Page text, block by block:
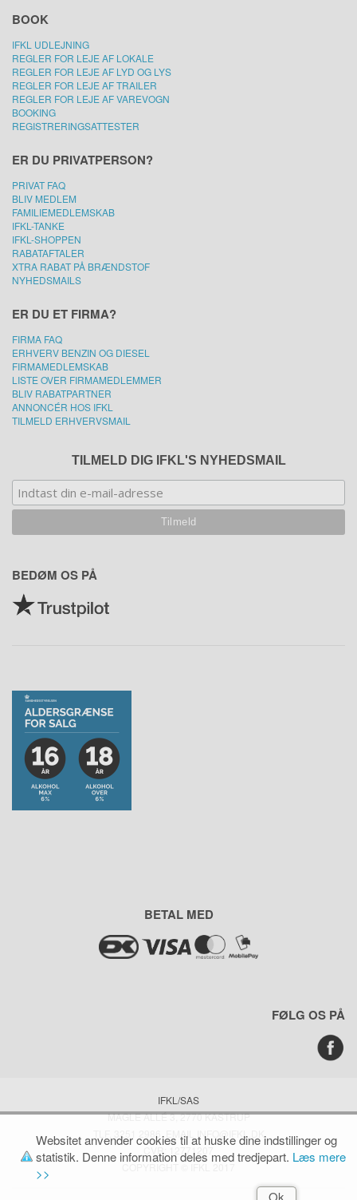
BOOK
IFKL UDLEJNING
REGLER FOR LEJE AF LOKALE
REGLER FOR LEJE AF LYD OG LYS
REGLER FOR LEJE AF TRAILER
REGLER FOR LEJE AF VAREVOGN
BOOKING
REGISTRERINGSATTESTER
ER DU PRIVATPERSON?
PRIVAT FAQ
BLIV MEDLEM
FAMILIEMEDLEMSKAB
IFKL-TANKE
IFKL-SHOPPEN
RABATAFTALER
XTRA RABAT PÅ BRÆNDSTOF
NYHEDSMAILS
ER DU ET FIRMA?
FIRMA FAQ
ERHVERV BENZIN OG DIESEL
FIRMAMEDLEMSKAB
LISTE OVER FIRMAMEDLEMMER
BLIV RABATPARTNER
ANNONCÉR HOS IFKL
TILMELD ERHVERVSMAIL
TILMELD DIG IFKL'S NYHEDSMAIL
BEDØM OS PÅ
BETAL MED
FØLG OS PÅ
IFKL/SAS
MAGLE ALLÉ 3, 2770 KASTRUP
TLF. 3251 2986, EMAIL INFO@IFKL.DK
CVR: 12771207
Ok
Websitet anvender cookies til at huske dine indstillinger og
statistik. Denne information deles med tredjepart. Læs mere
>>